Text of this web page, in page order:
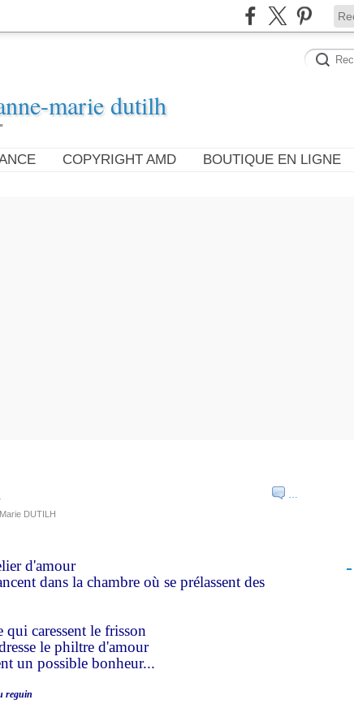
marie dutilh
COPYRIGHT AMD BOUTIQUE EN LIGNE
…
DUTILH
d'amour
dans la chambre où se prélassent des
caressent le frisson
le philtre d'amour
un possible bonheur...
reguin